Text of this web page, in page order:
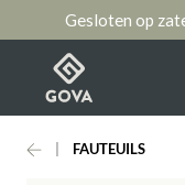
Gesloten op
Collectie
FAUTEUILS